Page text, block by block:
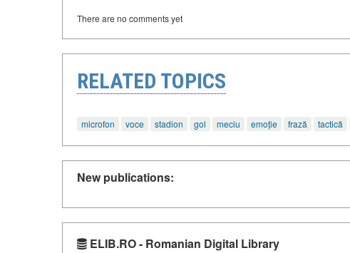
There are no comments yet
RELATED TOPICS
microfon voce stadion gol meciu emoție frază tactică
New publications:
ELIB.RO - Romanian Digital Library